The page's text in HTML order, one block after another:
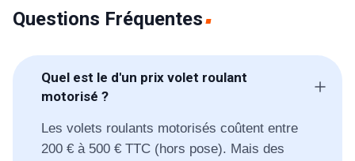
Questions Fréquentes
Quel est le d'un prix volet roulant
motorisé ?
Les volets roulants motorisés coûtent entre
200 € à 500 € TTC (hors pose). Mais des